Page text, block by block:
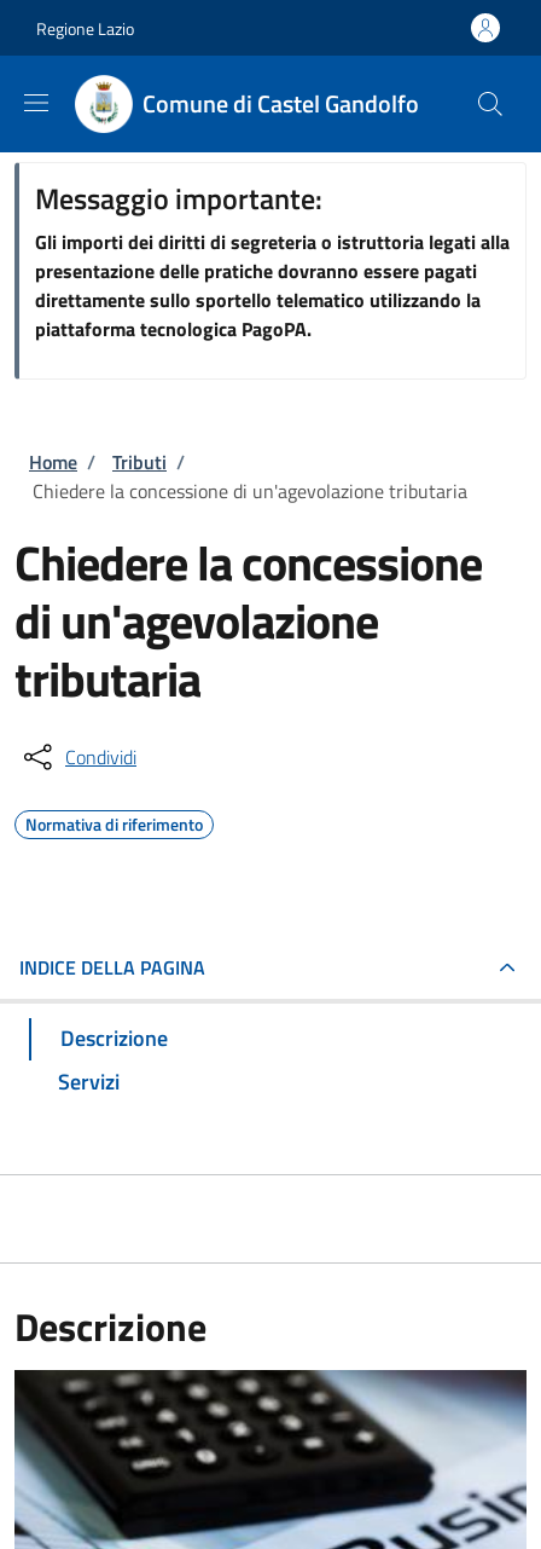
Regione Lazio
Comune di Castel Gandolfo
Messaggio importante:
Gli importi dei diritti di segreteria o istruttoria legati alla
presentazione delle pratiche dovranno essere pagati
direttamente sullo sportello telematico utilizzando la
piattaforma tecnologica PagoPA.
Briciole di pane
Home / Tributi /
Chiedere la concessione di un'agevolazione tributaria
Chiedere la concessione
di un'agevolazione
tributaria
Condividi
Normativa di riferimento
INDICE DELLA PAGINA
Descrizione
Servizi
Descrizione